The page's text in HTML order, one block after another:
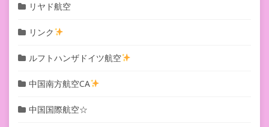
リヤド航空
リンク
ルフトハンザドイツ航空
中国南方航空CA
中国国際航空☆